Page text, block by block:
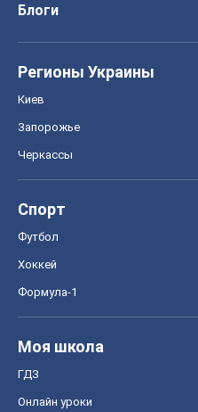
Блоги
Регионы Украины
Киев
Запорожье
Черкассы
Спорт
Футбол
Хоккей
Формула-1
Моя школа
ГДЗ
Онлайн уроки